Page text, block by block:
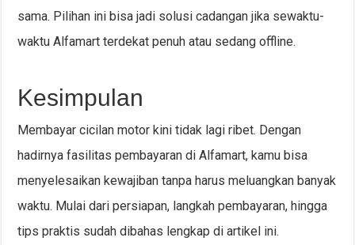
sama. Pilihan ini bisa jadi solusi cadangan jika sewaktu-
waktu Alfamart terdekat penuh atau sedang offline.
Kesimpulan
Membayar cicilan motor kini tidak lagi ribet. Dengan
hadirnya fasilitas pembayaran di Alfamart, kamu bisa
menyelesaikan kewajiban tanpa harus meluangkan banyak
waktu. Mulai dari persiapan, langkah pembayaran, hingga
tips praktis sudah dibahas lengkap di artikel ini.